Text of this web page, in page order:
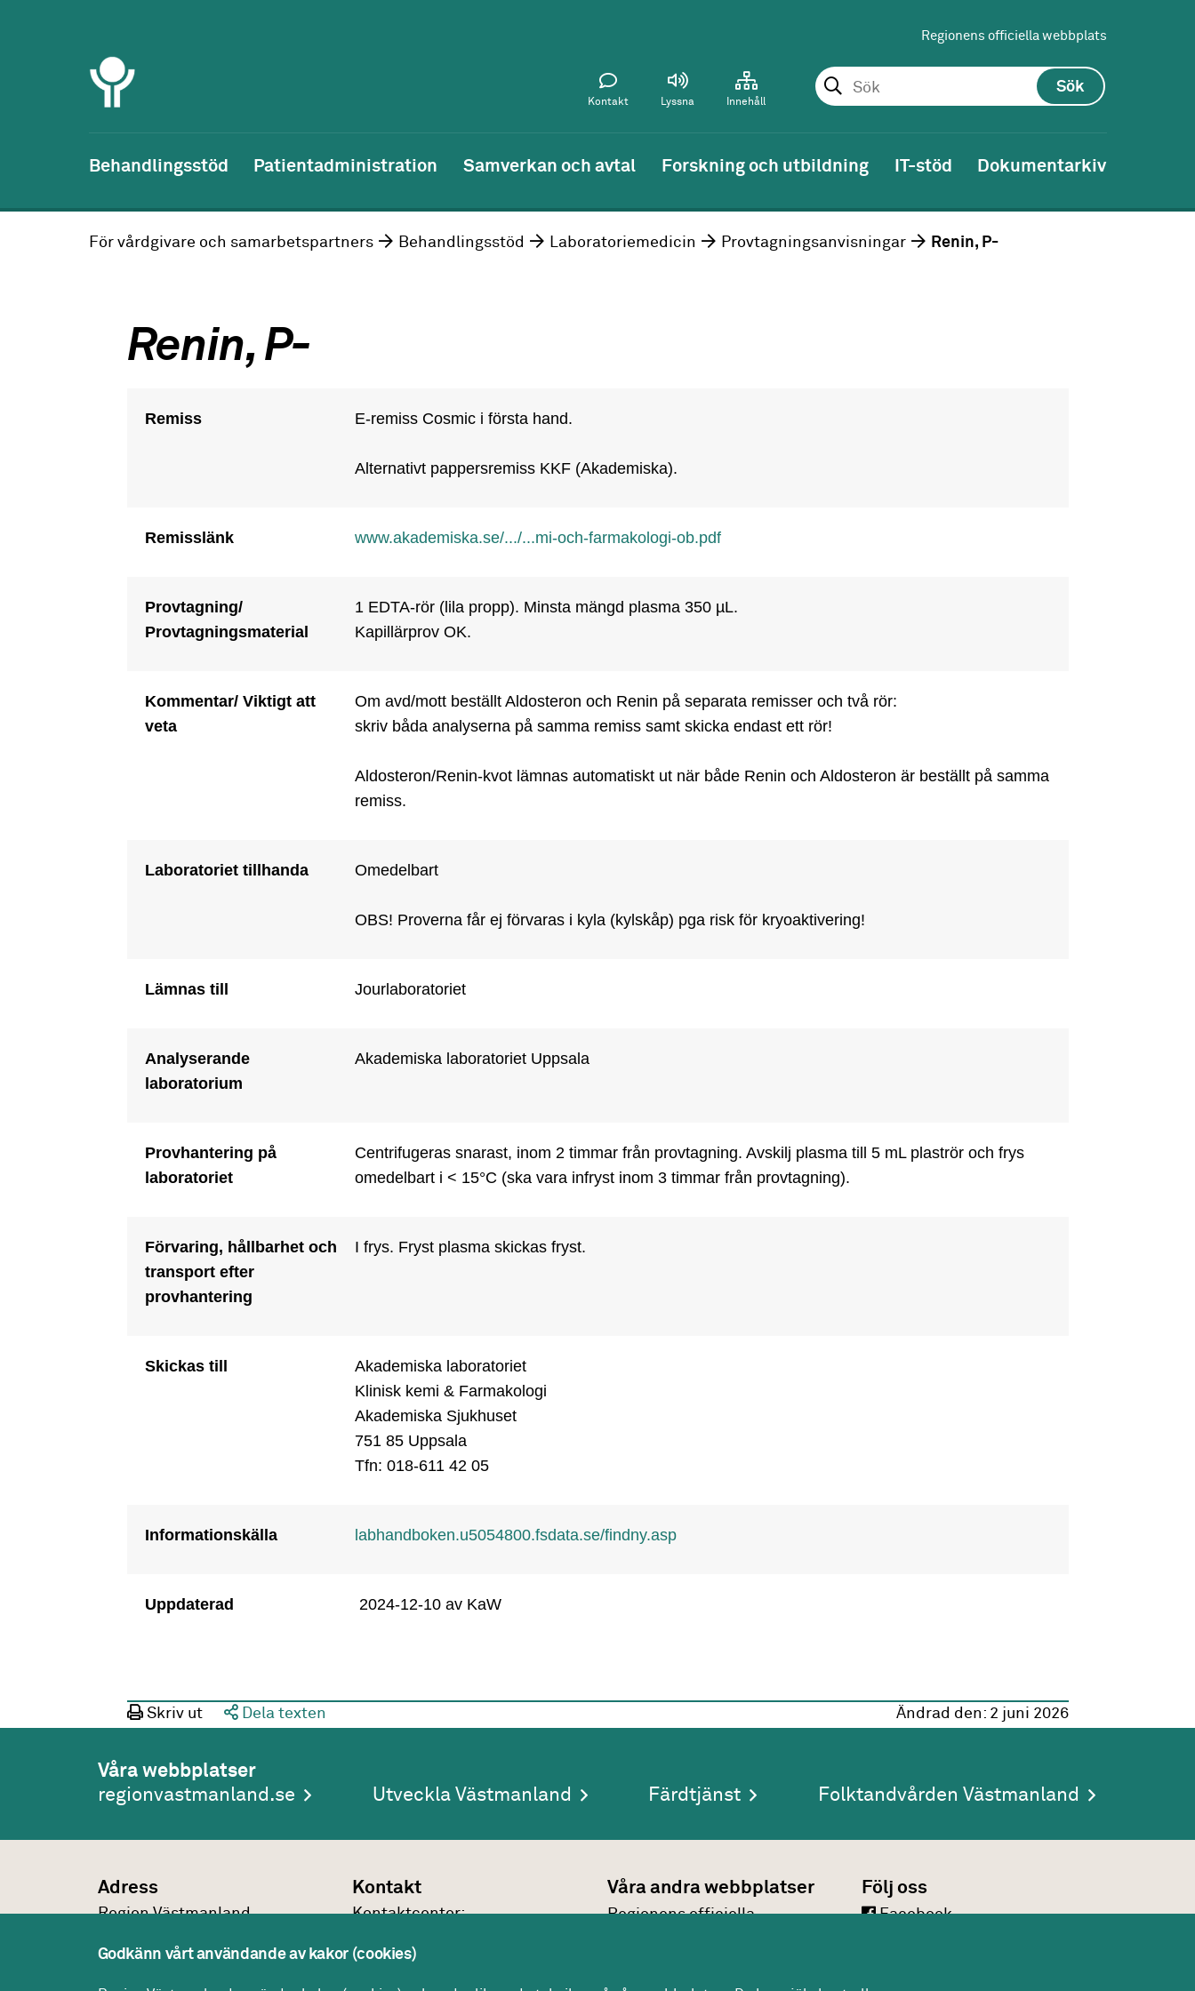
Regionens officiella webbplats
Sök
Kontakt Lyssna Innehåll
Behandlingsstöd Patientadministration Samverkan och avtal Forskning och utbildning IT-stöd Dokumentarkiv
För vårdgivare och samarbetspartners Behandlingsstöd Laboratoriemedicin Provtagningsanvisningar Renin, P-
Renin, P-
Remiss E-remiss Cosmic i första hand.
Alternativt pappersremiss KKF (Akademiska).
Remisslänk www.akademiska.se/.../...mi-och-farmakologi-ob.pdf
Provtagning/
Provtagningsmaterial
1 EDTA-rör (lila propp). Minsta mängd plasma 350 µL.
Kapillärprov OK.
Kommentar/ Viktigt att
veta
Om avd/mott beställt Aldosteron och Renin på separata remisser och två rör:
skriv båda analyserna på samma remiss samt skicka endast ett rör!
Aldosteron/Renin-kvot lämnas automatiskt ut när både Renin och Aldosteron är beställt på samma
remiss.
Laboratoriet tillhanda Omedelbart
OBS! Proverna får ej förvaras i kyla (kylskåp) pga risk för kryoaktivering!
Lämnas till Jourlaboratoriet
Analyserande
laboratorium
Akademiska laboratoriet Uppsala
Provhantering på
laboratoriet
Centrifugeras snarast, inom 2 timmar från provtagning. Avskilj plasma till 5 mL plaströr och frys
omedelbart i < 15°C (ska vara infryst inom 3 timmar från provtagning).
Förvaring, hållbarhet och
transport efter
provhantering
I frys. Fryst plasma skickas fryst.
Skickas till
Akademiska laboratoriet
Klinisk kemi & Farmakologi
Akademiska Sjukhuset
751 85 Uppsala
Tfn: 018-611 42 05
Informationskälla labhandboken.u5054800.fsdata.se/findny.asp
Uppdaterad 2024-12-10av KaW
Skriv ut Dela texten Ändrad den: 2 juni 2026
Våra webbplatser
regionvastmanland.se
Utveckla Västmanland Färdtjänst Folktandvården Västmanland
Adress
Region Västmanland
721 89 Västerås
Kontakt
Kontakt­center:
region@regionvastmanland.se
Våra andra webbplatser
Regionens officiella
Följ oss
Facebook
Godkänn vårt användande av kakor (cookies)